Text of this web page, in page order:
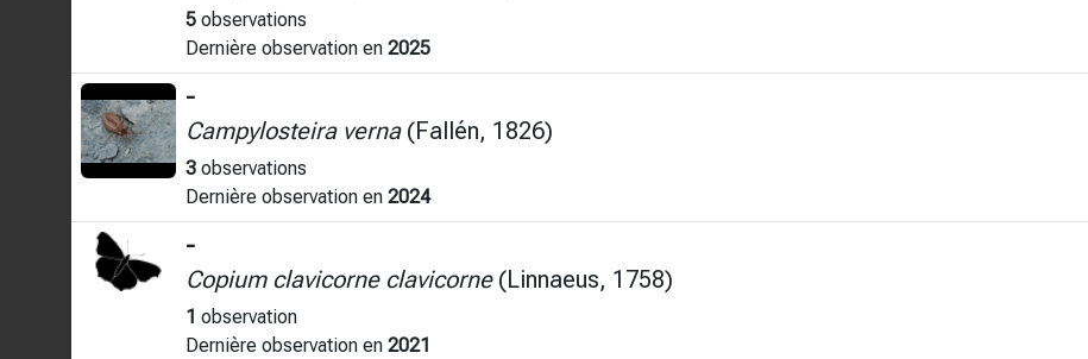
5 observations
Dernière observation en 2025
-
Campylosteira verna(Fallén, 1826)
3 observations
Dernière observation en 2024
-
Copium clavicorne clavicorne(Linnaeus, 1758)
1 observation
Dernière observation en 2021